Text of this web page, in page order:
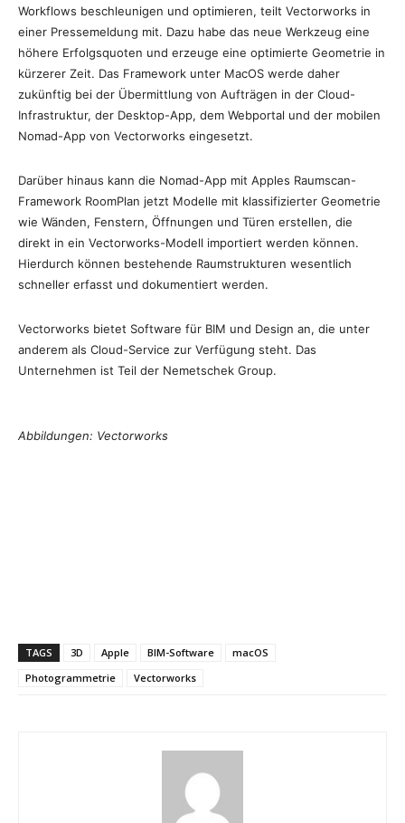
Workflows beschleunigen und optimieren, teilt Vectorworks in
einer Pressemeldung mit. Dazu habe das neue Werkzeug eine
höhere Erfolgsquoten und erzeuge eine optimierte Geometrie in
kürzerer Zeit. Das Framework unter MacOS werde daher
zukünftig bei der Übermittlung von Aufträgen in der Cloud-
Infrastruktur, der Desktop-App, dem Webportal und der mobilen
Nomad-App von Vectorworks eingesetzt.
Darüber hinaus kann die Nomad-App mit Apples Raumscan-
Framework RoomPlan jetzt Modelle mit klassifizierter Geometrie
wie Wänden, Fenstern, Öffnungen und Türen erstellen, die
direkt in ein Vectorworks-Modell importiert werden können.
Hierdurch können bestehende Raumstrukturen wesentlich
schneller erfasst und dokumentiert werden.
Vectorworks bietet Software für BIM und Design an, die unter
anderem als Cloud-Service zur Verfügung steht. Das
Unternehmen ist Teil der Nemetschek Group.
Abbildungen: Vectorworks
TAGS 3D Apple BIM-Software
macOS
Photogrammetrie
Vectorworks